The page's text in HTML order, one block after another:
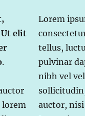
elit
.
lorem
Lorem
tellus,
pulvinar
nibh vel
auctor,